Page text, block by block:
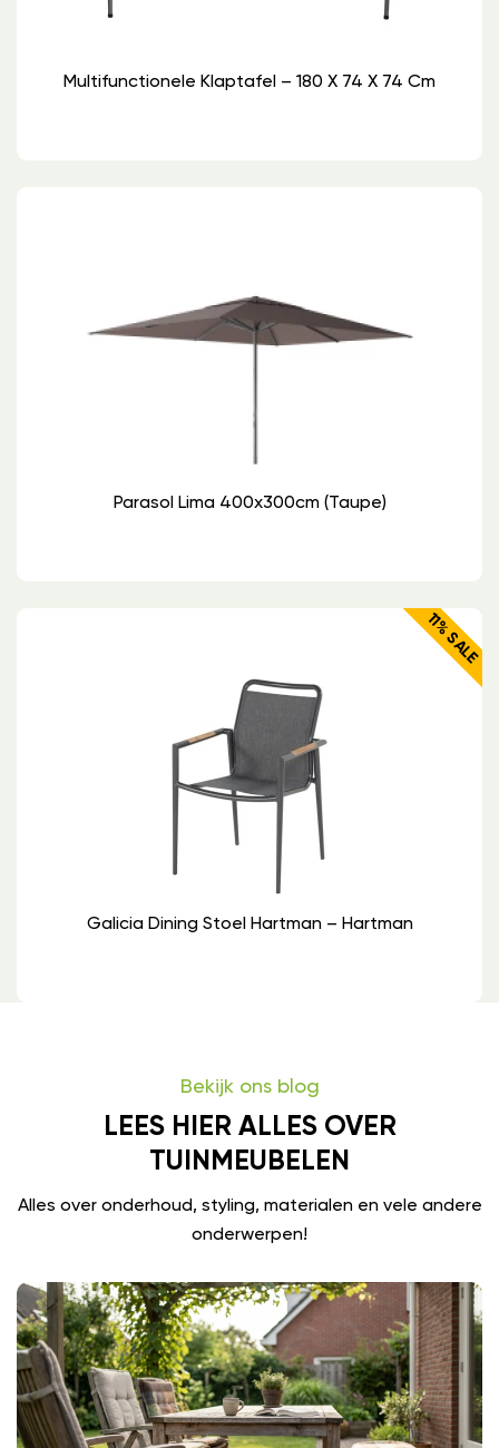
Multifunctionele Klaptafel – 180 X 74 X 74 Cm
Parasol Lima 400x300cm (Taupe)
11% SALE
Galicia Dining Stoel Hartman – Hartman
Bekijk ons blog
LEES HIER ALLES OVER
TUINMEUBELEN
Alles over onderhoud, styling, materialen en vele andere
onderwerpen!